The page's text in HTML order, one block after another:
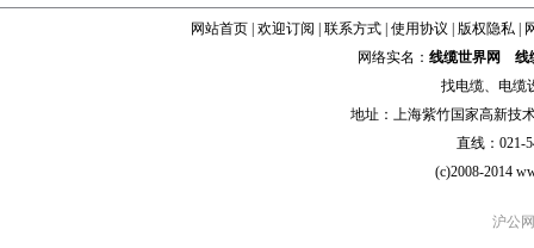
网站首页| 欢迎订阅 联系方式| 使用协议 版权隐私|
网络实名： 线缆世界网
线
找电缆、 电缆
地址：上海紫竹国家高新技
直线：021-
(c)2008-2014
沪公